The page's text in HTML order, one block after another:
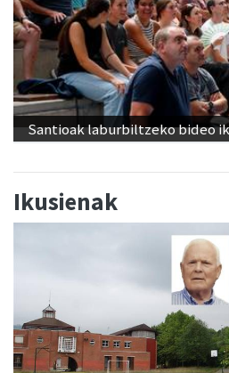
Santioak laburbiltzeko bideo
Ikusienak